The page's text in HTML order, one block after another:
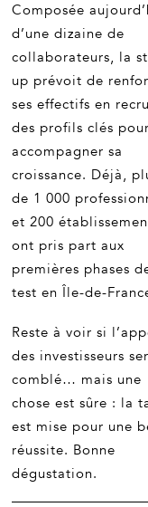
Composée
d’une dizaine de
collaborateurs, la
up prévoit de
ses effectifs en
des profils clés pour
accompagner sa
croissance. Déjà,
de 1 000
et 200
ont pris part aux
premières phases
test en Île-de-
Reste à voir si
des investisseurs
comblé… mais une
chose est sûre : la
est mise pour une
réussite. Bonne
dégustation.